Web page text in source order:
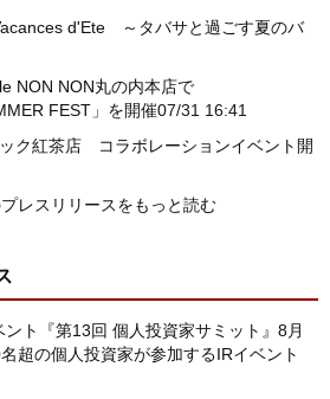
d'Ete ～タバサと過ごす夏のバ
NON NON丸の内本店で
FEST」を開催07/31 16:41
ク紅茶店 コラボレーションイベント開
レスリリースをもっと読む
ト『第13回 個人投資家サミット』8月
超の個人投資家が参加するIRイベント